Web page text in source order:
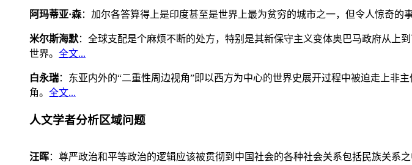
阿玛蒂亚·森：加尔各答算得上是印度甚至是世界上最为贫穷的城市之一，但令人惊奇的
米尔斯海默：全球支配是个麻烦不断的处方，特别是其新保守主义变体奥巴马政府从上
世界。 全文...
白永瑞：东亚内外的“二重性周边视角”即以西方为中心的世界史展开过程中被迫走上
角。 全文...
人文学者分析区域问题
汪晖：尊严政治和平等政治的逻辑应该被贯彻到中国社会的各种社会关系包括民族关系